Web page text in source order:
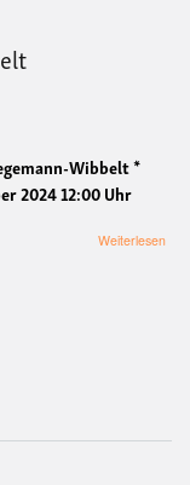
Wibbelt *
2024 12:00 Uhr
Weiterlesen